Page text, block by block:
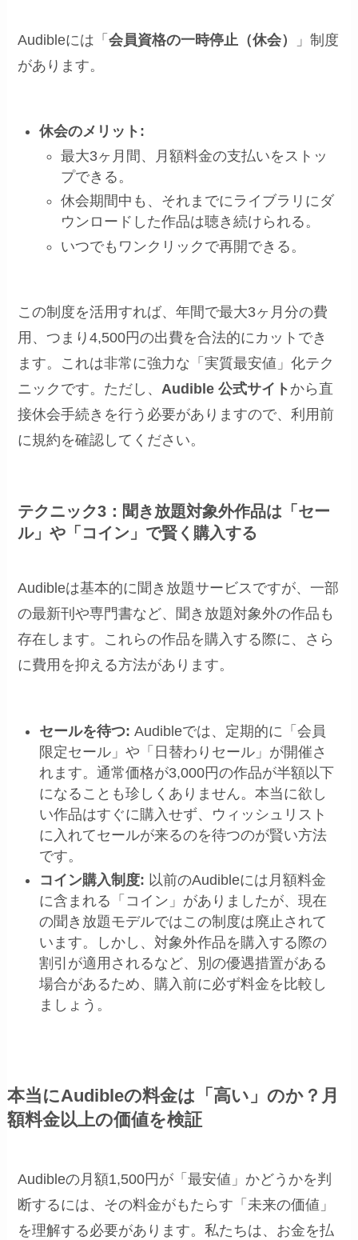
Audibleには「会員資格の一時停止（休会）
」制度
があります。
休会のメリット:
最大3ヶ月間、月額料金の支払いをストッ
プできる。
休会期間中も、それまでにライブラリにダ
ウンロードした作品は聴き続けられる。
いつでもワンクリックで再開できる。
この制度を活用すれば、年間で最大3ヶ月分の費
用、つまり4,500円の出費を合法的にカットでき
ます。これは非常に強力な「実質最安値」化テク
ニックです。ただし、Audible 公式サイト から直
接休会手続きを行う必要がありますので、利用前
に規約を確認してください。
テクニック3：聞き放題対象外作品は「セー
ル」や「コイン」で賢く購入する
Audibleは基本的に聞き放題サービスですが、一部
の最新刊や専門書など、聞き放題対象外の作品も
存在します。これらの作品を購入する際に、さら
に費用を抑える方法があります。
セールを待つ: Audibleでは、定期的に「会員
限定セール」や「日替わりセール」が開催さ
れます。通常価格が3,000円の作品が半額以下
になることも珍しくありません。本当に欲し
い作品はすぐに購入せず、ウィッシュリスト
に入れてセールが来るのを待つのが賢い方法
です。
コイン購入制度: 以前のAudibleには月額料金
に含まれる「コイン」がありましたが、現在
の聞き放題モデルではこの制度は廃止されて
います。しかし、対象外作品を購入する際の
割引が適用されるなど、別の優遇措置がある
場合があるため、購入前に必ず料金を比較し
ましょう。
本当にAudibleの料金は「高い」のか？月
額料金以上の価値を検証
Audibleの月額1,500円が「最安値」かどうかを判
断するには、その料金がもたらす「未来の価値」
を理解する必要があります。私たちは、お金を払